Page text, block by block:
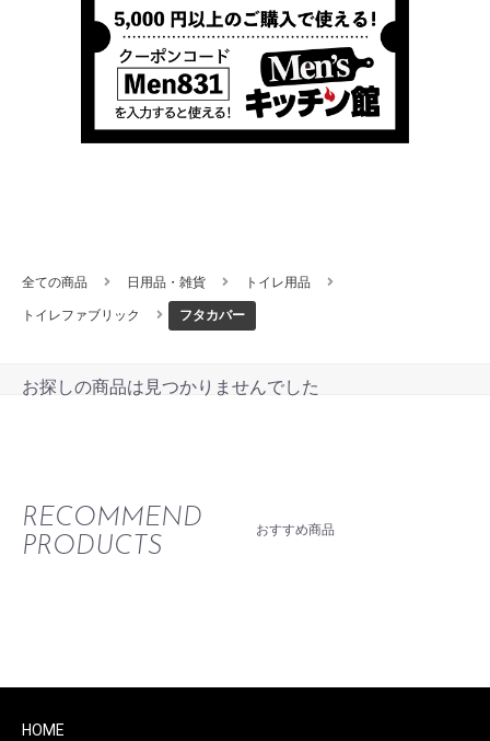
全ての商品 日用品・雑貨 トイレ用品
トイレファブリック フタカバー
お探しの商品は見つかりませんでした
RECOMMEND
PRODUCTS
おすすめ商品
HOME